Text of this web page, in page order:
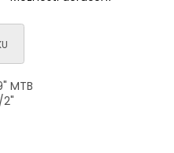
MTB
2"